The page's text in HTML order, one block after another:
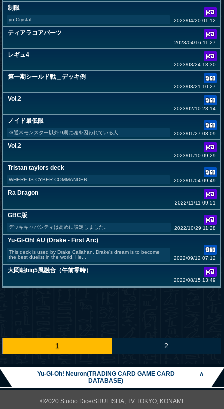
制限
yu Crystal 2023/04/20 01:12
ティアラコアパーツ
2023/04/16 11:27
レギュ4
2023/03/24 13:30
第一期シールド戦＿デッキ例
2023/03/21 10:27
Vol.2
2023/02/10 23:14
ノイド最低限
※通常モンスター以外 9期に魂を囚われている人 2023/01/27 03:09
Vol.2
2023/01/10 09:29
Tristan taylors deck
WHERE IS CYBER COMMANDER 2023/01/04 09:49
Ra Dragon
2022/11/11 09:51
GBC版
デッキキャパシティは高めに設定しました。 2022/10/29 11:28
Yu-Gi-Oh! AU (Drake - First Arc)
This deck is used by Drake Callahan. Drake's dream is to become
the best duelist in the world. He...
2022/09/12 07:12
大岡軸big5風融合（午前零時）
2022/08/15 13:49
1 2
Yu-Gi-Oh! Neuron(TRADING CARD GAME CARD
DATABASE)
∧
©2020 Studio Dice/SHUEISHA, TV TOKYO, KONAMI